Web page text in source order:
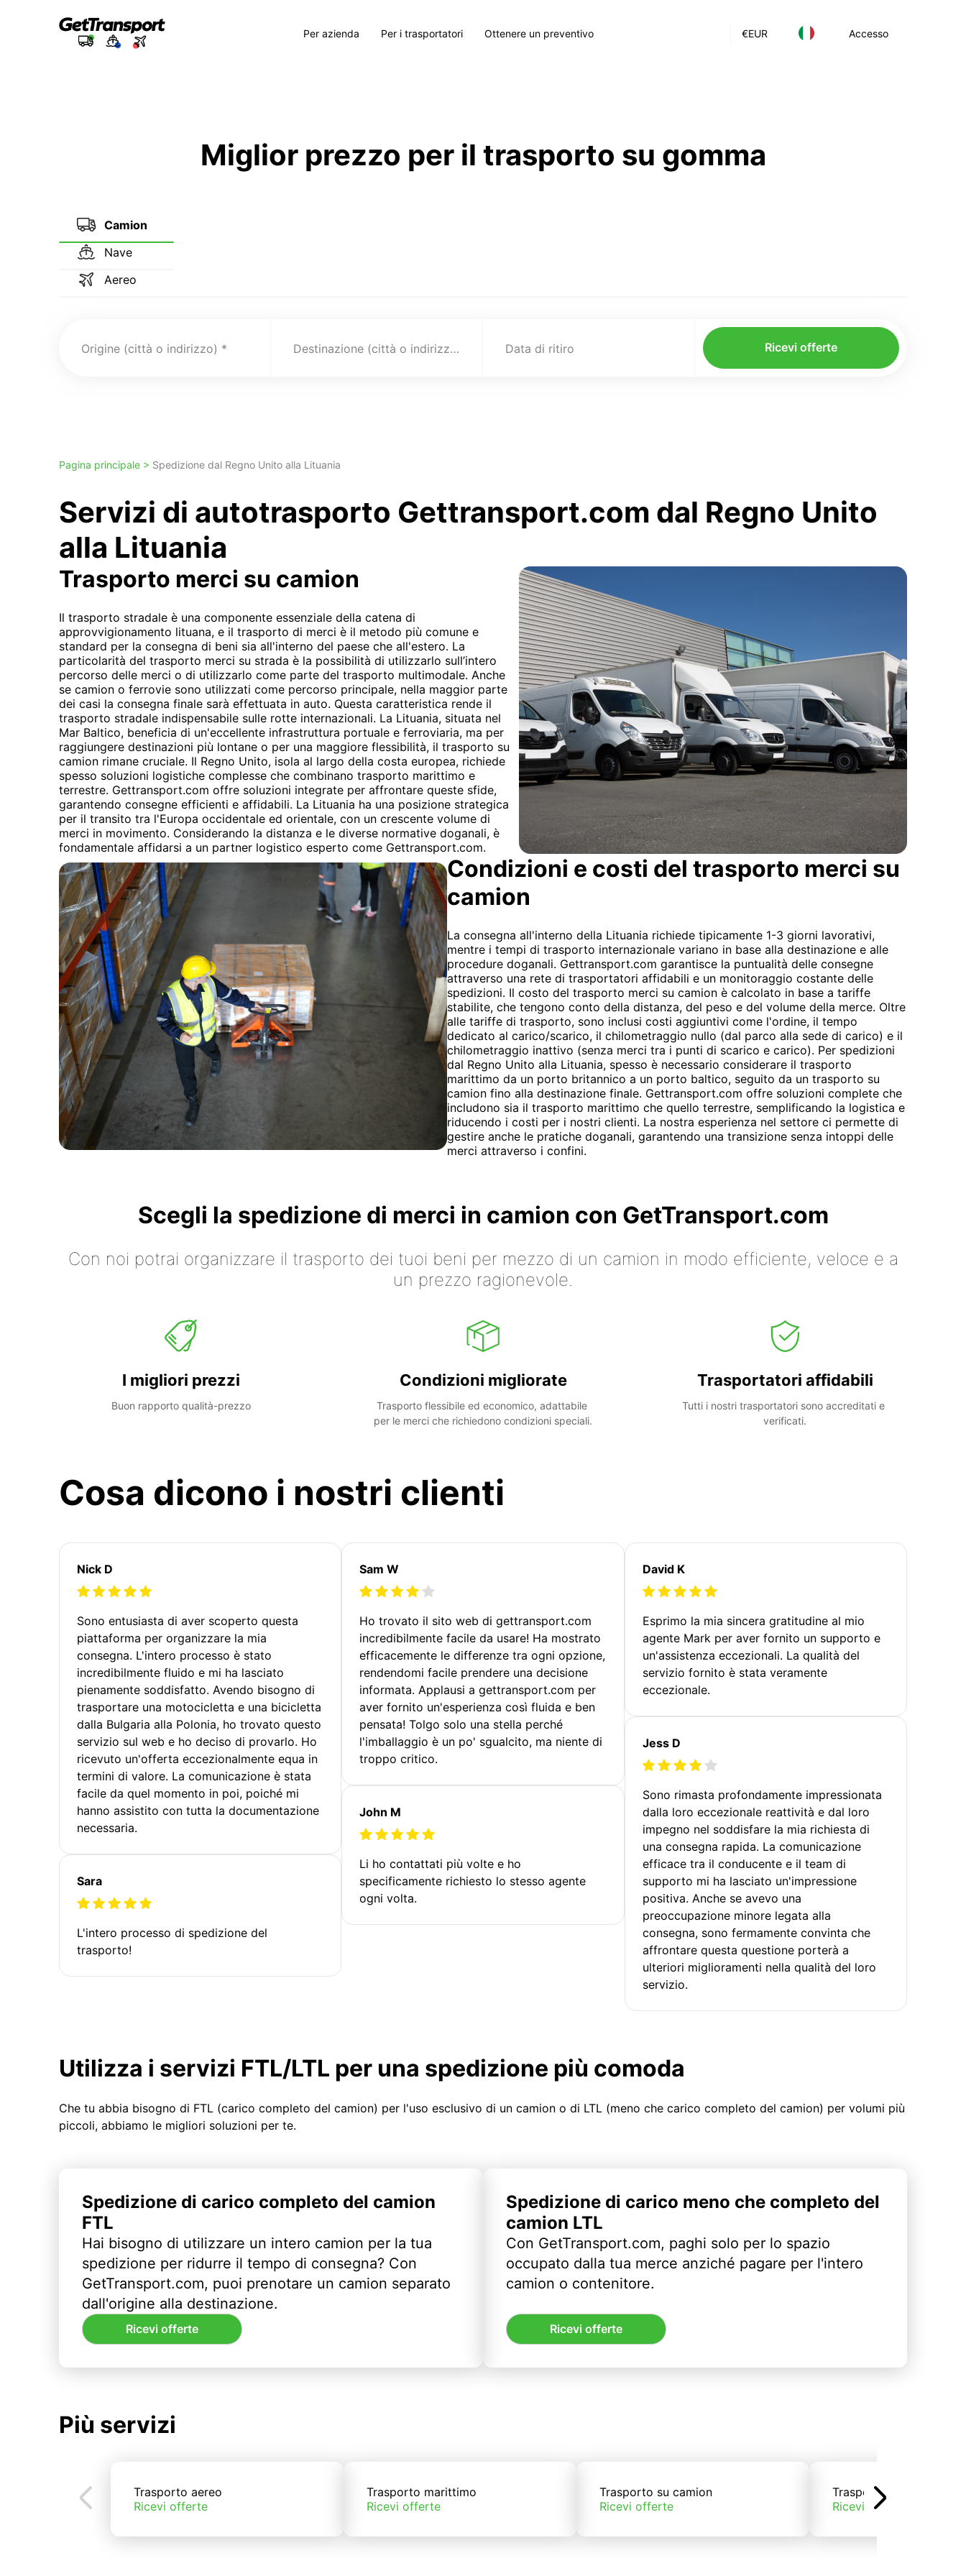
€EUR Accesso
Per azienda Per i trasportatori Ottenere un preventivo
Miglior prezzo per il trasporto su gomma
Camion
Nave
Aereo
Origine (città o indirizzo) Destinazione (città o indirizzo) Data di ritiro Ricevi offerte
Pagina principale > Spedizione dal Regno Unito alla Lituania
Servizi di autotrasporto Gettransport.com dal Regno Unito
alla Lituania
Trasporto merci su camion
Il trasporto stradale è una componente essenziale della catena di
approvvigionamento lituana, e il trasporto di merci è il metodo più comune e
standard per la consegna di beni sia all'interno del paese che all'estero. La
particolarità del trasporto merci su strada è la possibilità di utilizzarlo sull’intero
percorso delle merci o di utilizzarlo come parte del trasporto multimodale. Anche
se camion o ferrovie sono utilizzati come percorso principale, nella maggior parte
dei casi la consegna finale sarà effettuata in auto. Questa caratteristica rende il
trasporto stradale indispensabile sulle rotte internazionali. La Lituania, situata nel
Mar Baltico, beneficia di un'eccellente infrastruttura portuale e ferroviaria, ma per
raggiungere destinazioni più lontane o per una maggiore flessibilità, il trasporto su
camion rimane cruciale. Il Regno Unito, isola al largo della costa europea, richiede
spesso soluzioni logistiche complesse che combinano trasporto marittimo e
terrestre. Gettransport.com offre soluzioni integrate per affrontare queste sfide,
garantendo consegne efficienti e affidabili. La Lituania ha una posizione strategica
per il transito tra l'Europa occidentale ed orientale, con un crescente volume di
merci in movimento. Considerando la distanza e le diverse normative doganali, è
fondamentale affidarsi a un partner logistico esperto come Gettransport.com.
Condizioni e costi del trasporto merci su
camion
La consegna all'interno della Lituania richiede tipicamente 1-3 giorni lavorativi,
mentre i tempi di trasporto internazionale variano in base alla destinazione e alle
procedure doganali. Gettransport.com garantisce la puntualità delle consegne
attraverso una rete di trasportatori affidabili e un monitoraggio costante delle
spedizioni. Il costo del trasporto merci su camion è calcolato in base a tariffe
stabilite, che tengono conto della distanza, del peso e del volume della merce. Oltre
alle tariffe di trasporto, sono inclusi costi aggiuntivi come l'ordine, il tempo
dedicato al carico/scarico, il chilometraggio nullo (dal parco alla sede di carico) e il
chilometraggio inattivo (senza merci tra i punti di scarico e carico). Per spedizioni
dal Regno Unito alla Lituania, spesso è necessario considerare il trasporto
marittimo da un porto britannico a un porto baltico, seguito da un trasporto su
camion fino alla destinazione finale. Gettransport.com offre soluzioni complete che
includono sia il trasporto marittimo che quello terrestre, semplificando la logistica e
riducendo i costi per i nostri clienti. La nostra esperienza nel settore ci permette di
gestire anche le pratiche doganali, garantendo una transizione senza intoppi delle
merci attraverso i confini.
Scegli la spedizione di merci in camion con GetTransport.com
Con noi potrai organizzare il trasporto dei tuoi beni per mezzo di un camion in modo efficiente, veloce e a
un prezzo ragionevole.
I migliori prezzi
Buon rapporto qualità-prezzo
Condizioni migliorate
Trasporto flessibile ed economico, adattabile
per le merci che richiedono condizioni speciali.
Trasportatori affidabili
Tutti i nostri trasportatori sono accreditati e
verificati.
Cosa dicono i nostri clienti
Nick D
Sono entusiasta di aver scoperto questa
piattaforma per organizzare la mia
consegna. L'intero processo è stato
incredibilmente fluido e mi ha lasciato
pienamente soddisfatto. Avendo bisogno di
trasportare una motocicletta e una bicicletta
dalla Bulgaria alla Polonia, ho trovato questo
servizio sul web e ho deciso di provarlo. Ho
ricevuto un'offerta eccezionalmente equa in
termini di valore. La comunicazione è stata
facile da quel momento in poi, poiché mi
hanno assistito con tutta la documentazione
necessaria.
Sara
L'intero processo di spedizione del
trasporto!
Sam W
Ho trovato il sito web di gettransport.com
incredibilmente facile da usare! Ha mostrato
efficacemente le differenze tra ogni opzione,
rendendomi facile prendere una decisione
informata. Applausi a gettransport.com per
aver fornito un'esperienza così fluida e ben
pensata! Tolgo solo una stella perché
l'imballaggio è un po' sgualcito, ma niente di
troppo critico.
John M
Li ho contattati più volte e ho
specificamente richiesto lo stesso agente
ogni volta.
David K
Esprimo la mia sincera gratitudine al mio
agente Mark per aver fornito un supporto e
un'assistenza eccezionali. La qualità del
servizio fornito è stata veramente
eccezionale.
Jess D
Sono rimasta profondamente impressionata
dalla loro eccezionale reattività e dal loro
impegno nel soddisfare la mia richiesta di
una consegna rapida. La comunicazione
efficace tra il conducente e il team di
supporto mi ha lasciato un'impressione
positiva. Anche se avevo una
preoccupazione minore legata alla
consegna, sono fermamente convinta che
affrontare questa questione porterà a
ulteriori miglioramenti nella qualità del loro
servizio.
Utilizza i servizi FTL/LTL per una spedizione più comoda
Che tu abbia bisogno di FTL (carico completo del camion) per l'uso esclusivo di un camion o di LTL (meno che carico completo del camion) per volumi più
piccoli, abbiamo le migliori soluzioni per te.
Spedizione di carico completo del camion
FTL
Hai bisogno di utilizzare un intero camion per la tua
spedizione per ridurre il tempo di consegna? Con
GetTransport.com, puoi prenotare un camion separato
dall'origine alla destinazione.
Ricevi offerte
Spedizione di carico meno che completo del
camion LTL
Con GetTransport.com, paghi solo per lo spazio
occupato dalla tua merce anziché pagare per l'intero
camion o contenitore.
Ricevi offerte
Più servizi
Trasporto aereo
Ricevi offerte
Trasporto marittimo
Ricevi offerte
Trasporto su camion
Ricevi offerte
Trasporto su treno
Ricevi offerte